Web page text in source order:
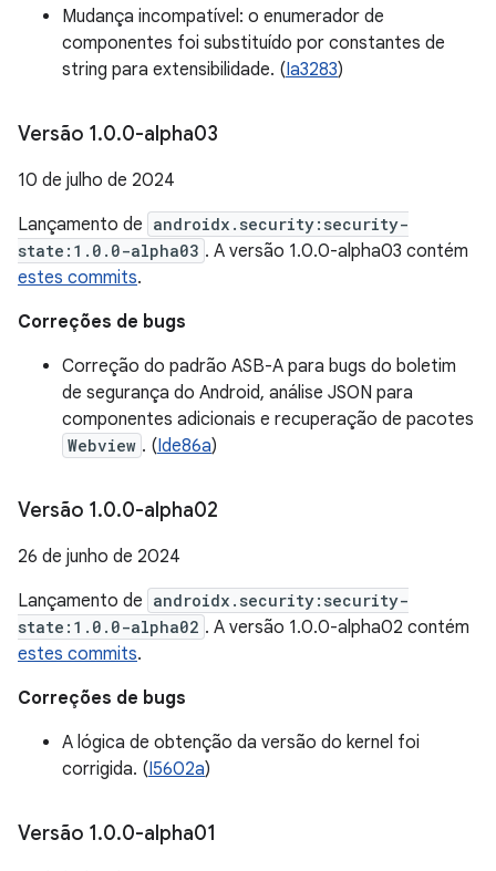
Mudança incompatível: o enumerador de
componentes foi substituído por constantes de
string para extensibilidade. (Ia3283)
Versão 1.0.0-alpha03
10 de julho de 2024
Lançamento de androidx.security:security-
state:1.0.0-alpha03 . A versão 1.0.0-alpha03 contém
estes commits.
Correções de bugs
Correção do padrão ASB-A para bugs do boletim
de segurança do Android, análise JSON para
componentes adicionais e recuperação de pacotes
Webview . (Ide86a)
Versão 1.0.0-alpha02
26 de junho de 2024
Lançamento de androidx.security:security-
state:1.0.0-alpha02 . A versão 1.0.0-alpha02 contém
estes commits.
Correções de bugs
A lógica de obtenção da versão do kernel foi
corrigida. (I5602a)
Versão 1.0.0-alpha01